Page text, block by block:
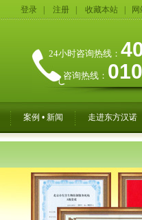
登录 注册 收藏本站
24小时咨询热线：
咨询热线：
案例 • 新闻 走进东方汉诺